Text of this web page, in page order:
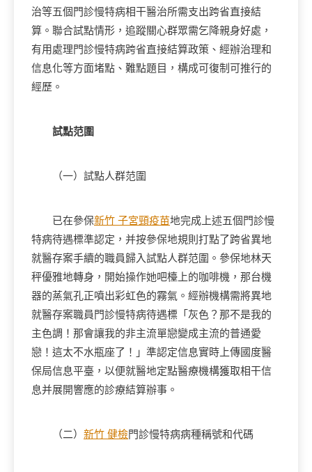
治等五個門診慢特病相干醫治所需支出跨省直接結
算。聯合試點情形，追蹤關心群眾需乞降親身好處，
有用處理門診慢特病跨省直接結算政策、經辦治理和
信息化等方面堵點、難點題目，構成可復制可推行的
經歷。
試點范圍
（一）試點人群范圍
已在參保新竹 子宮頸疫苗地完成上述五個門診慢
特病待遇標準認定，并按參保地規則打點了跨省異地
就醫存案手續的職員歸入試點人群范圍。參保地林天
秤優雅地轉身，開始操作她吧檯上的咖啡機，那台機
器的蒸氣孔正噴出彩虹色的霧氣。經辦機構需將異地
就醫存案職員門診慢特病待遇標「灰色？那不是我的
主色調！那會讓我的非主流單戀變成主流的普通愛
戀！這太不水瓶座了！」準認定信息實時上傳國度醫
保局信息平臺，以便就醫地定點醫療機構獲取相干信
息并展開響應的診療結算辦事。
（二） 新竹 健檢門診慢特病病種稱號和代碼